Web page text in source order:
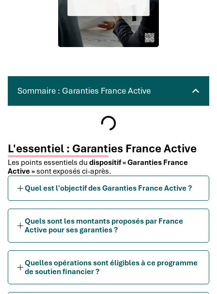
Sommaire : Garanties France Active
L'essentiel : Garanties France Active
Les points essentiels du dispositif « Garanties France
Active » sont exposés ci-après.
Quel est l'objectif des Garanties France Active ?
Quels sont les montants proposés par France
Active pour ses garanties ?
Quelles opérations sont éligibles à ce programme
de soutien financier ?